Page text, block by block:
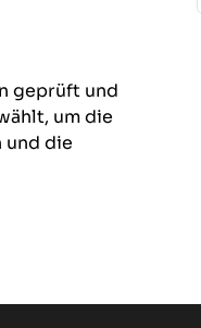
geprüft und
um die
und die